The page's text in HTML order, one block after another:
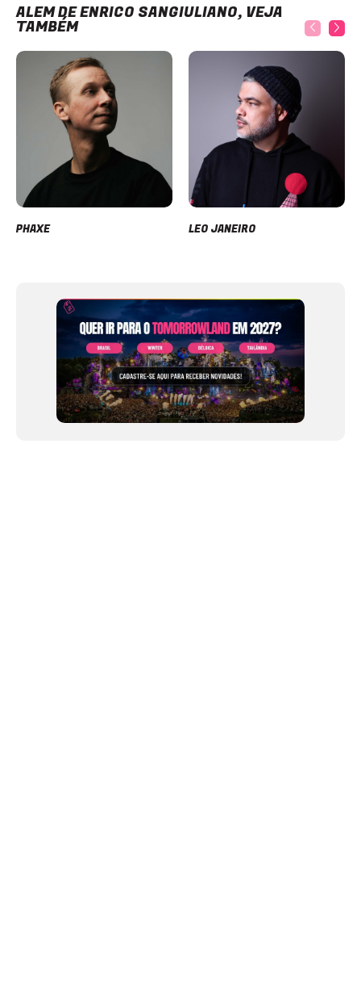
ALÉM DE ENRICO SANGIULIANO, VEJA
TAMBÉM
PHAXE LEO JANEIRO